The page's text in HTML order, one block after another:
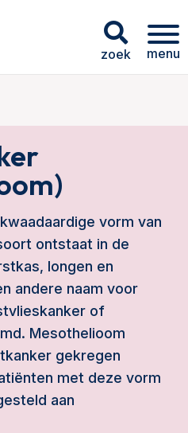
zoek menu
vorm van
ontstaat in de
longen en
andere naam voor
of
Mesothelioom
gekregen
met deze vorm
aan